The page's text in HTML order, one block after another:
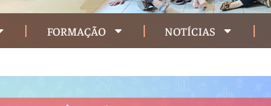
FORMAÇÃO NOTÍCIAS